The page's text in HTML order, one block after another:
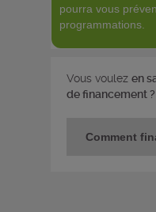
pourra vous
programmations.
Vous voulez en
de financement ?
Comment